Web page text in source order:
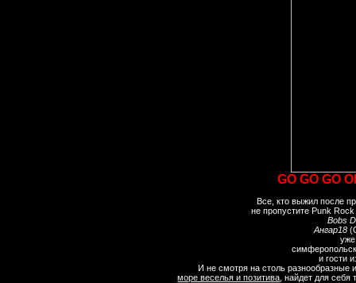
GO GO GO
Все, кто выжил после
не пропустите Punk
Bobs
Ангар18
и гости
И не смотря на столь разнообразные
море веселья и позитива , найдет для